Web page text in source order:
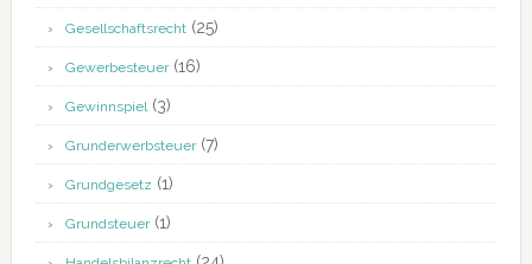
Gesellschaftsrecht(25)
Gewerbesteuer(16)
Gewinnspiel(3)
Grunderwerbsteuer(7)
Grundgesetz (1)
Grundsteuer(1)